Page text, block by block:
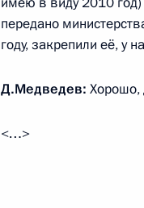
совершившие,
13 декабря 2010 года,
передано
году, закрепили её, у
Д.Медведев: Хорошо,
<…>